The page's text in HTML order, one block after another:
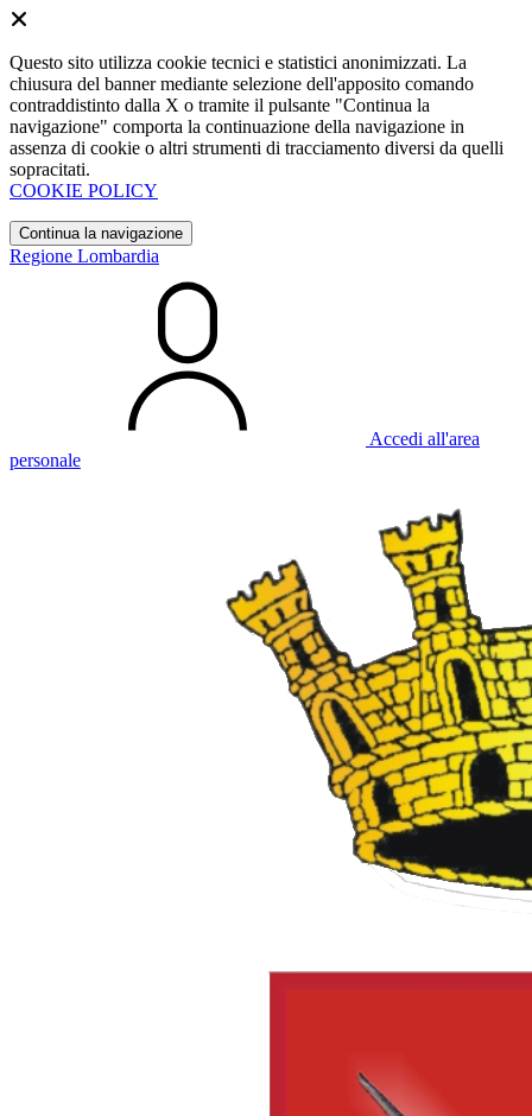
Questo sito utilizza cookie tecnici e statistici anonimizzati. La
chiusura del banner mediante selezione dell'apposito comando
contraddistinto dalla X o tramite il pulsante "Continua la
navigazione" comporta la continuazione della navigazione in
assenza di cookie o altri strumenti di tracciamento diversi da quelli
sopracitati.
COOKIE POLICY
Continua la navigazione
Regione Lombardia
Accedi all'area
personale